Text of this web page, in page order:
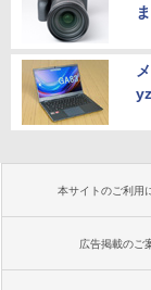
本サイトのご利用
広告掲載のご